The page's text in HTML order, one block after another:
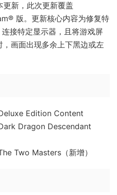
新，此次更新覆盖
版。更新核心内容为修复特
接特定显示器，且将游戏屏
，画面出现多余上下黑边或左
Edition Content
Dragon Descendant
Two Masters（新增）